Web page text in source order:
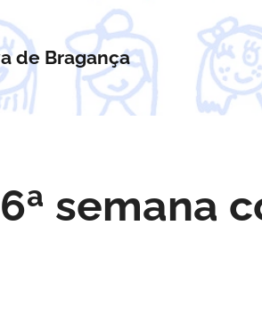
de Bragança
6ª semana